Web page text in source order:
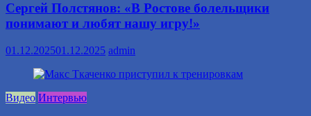
Сергей Полстянов: «В Ростове болельщики
понимают и любят нашу игру!»
01.12.202501.12.2025 admin
Видео Интервью